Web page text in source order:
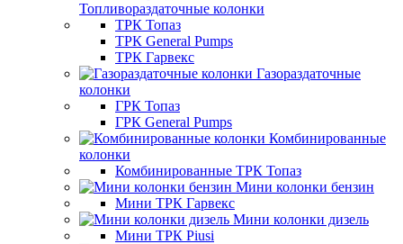
Топливораздаточные колонки
ТРК Топаз
ТРК General Pumps
ТРК Гарвекс
Газораздаточные
колонки
ГРК Топаз
ГРК General Pumps
Комбинированные
колонки
Комбинированные ТРК Топаз
Мини колонки бензин
Мини ТРК Гарвекс
Мини колонки дизель
Мини ТРК Piusi